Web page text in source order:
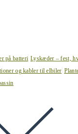
på batteri Lyskæder – fest,
og kabler til elbiler